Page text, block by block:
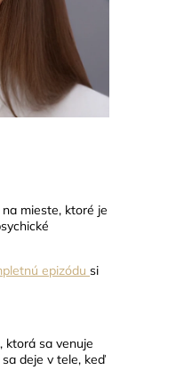
mieste, ktoré je
epizódu si
ktorá sa venuje
deje v tele, keď